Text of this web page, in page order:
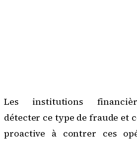
Les institutions
détecter ce type de fraude et
proactive à contrer ces